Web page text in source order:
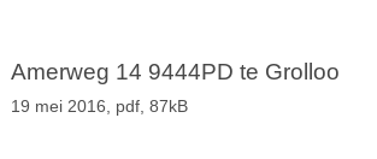
Amerweg 14 9444PD te Grolloo
19 mei 2016, pdf, 87kB